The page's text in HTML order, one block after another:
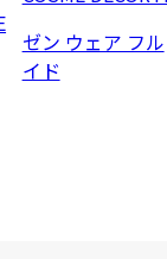
ゼン ウェア フル
イド